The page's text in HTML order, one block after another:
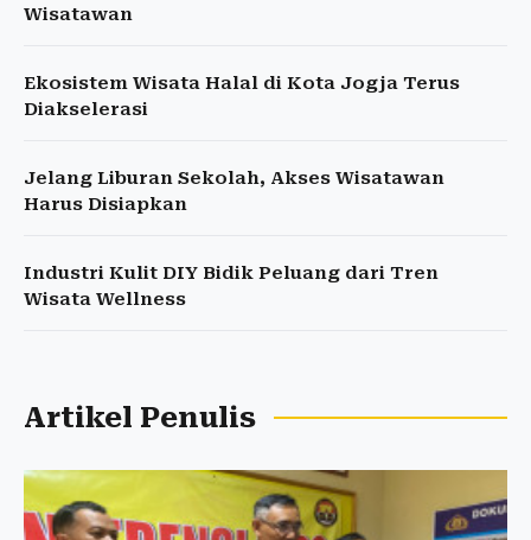
Wisatawan
Ekosistem Wisata Halal di Kota Jogja Terus
Diakselerasi
Jelang Liburan Sekolah, Akses Wisatawan
Harus Disiapkan
Industri Kulit DIY Bidik Peluang dari Tren
Wisata Wellness
Artikel Penulis